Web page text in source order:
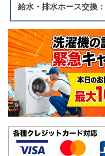
給水・排水ホース交換：